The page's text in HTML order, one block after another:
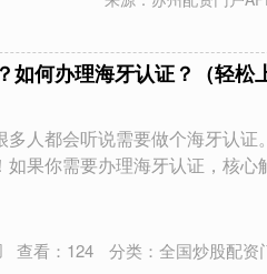
如何办理海牙认证？（轻松
人都会听说需要做个海牙认证
果你需要办理海牙认证，核心
查看： 124 分类： 全国炒股配资